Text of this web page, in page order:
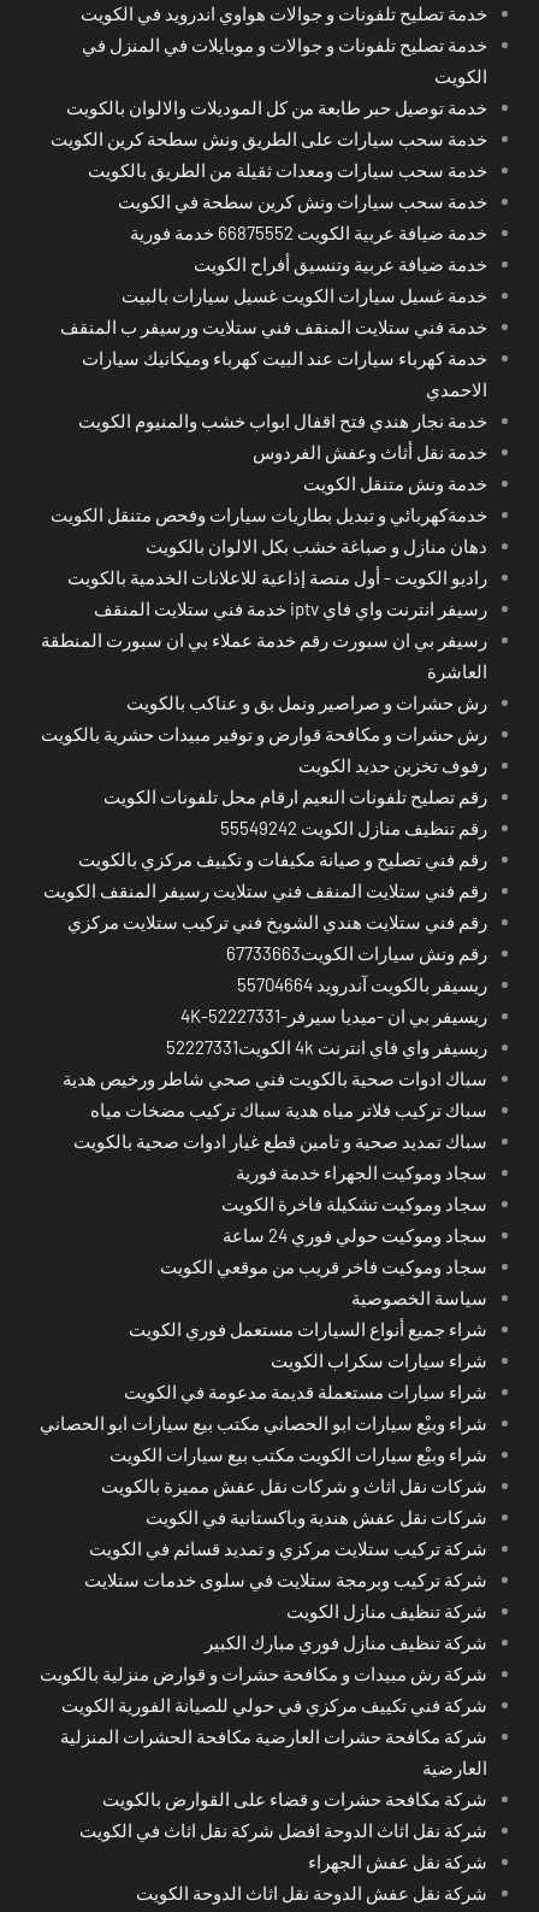
خدمة تصليح تلفونات و جوالات هواوي اندرويد في الكويت
خدمة تصليح تلفونات و جوالات و موبايلات في المنزل في
الكويت
خدمة توصيل حبر طابعة من كل الموديلات والالوان بالكويت
خدمة سحب سيارات على الطريق ونش سطحة كرين الكويت
خدمة سحب سيارات ومعدات ثقيلة من الطريق بالكويت
خدمة سحب سيارات ونش كرين سطحة في الكويت
خدمة ضيافة عربية الكويت 66875552 خدمة فورية
خدمة ضيافة عربية وتنسيق أفراح الكويت
خدمة غسيل سيارات الكويت غسيل سيارات بالبيت
خدمة فني ستلايت المنقف فني ستلايت ورسيفر ب المنقف
خدمة كهرباء سيارات عند البيت كهرباء وميكانيك سيارات
الاحمدي
خدمة نجار هندي فتح اقفال ابواب خشب والمنيوم الكويت
خدمة نقل أثاث وعفش الفردوس
خدمة ونش متنقل الكويت
خدمةكهربائي و تبديل بطاريات سيارات وفحص متنقل الكويت
دهان منازل و صباغة خشب بكل الالوان بالكويت
راديو الكويت - أول منصة إذاعية للاعلانات الخدمية بالكويت
رسيفر انترنت واي فاي iptv خدمة فني ستلايت المنقف
رسيفر بي ان سبورت رقم خدمة عملاء بي ان سبورت المنطقة
العاشرة
رش حشرات و صراصير ونمل بق و عناكب بالكويت
رش حشرات و مكافحة قوارض و توفير مبيدات حشرية بالكويت
رفوف تخزين حديد الكويت
رقم تصليح تلفونات النعيم ارقام محل تلفونات الكويت
رقم تنظيف منازل الكويت 55549242
رقم فني تصليح و صيانة مكيفات و تكييف مركزي بالكويت
رقم فني ستلايت المنقف فني ستلايت رسيفر المنقف الكويت
رقم فني ستلايت هندي الشويخ فني تركيب ستلايت مركزي
رقم ونش سيارات الكويت67733663
ريسيفر بالكويت آندرويد 55704664
ريسيفر بي ان -ميديا سيرفر-4K-52227331
ريسيفر واي فاي انترنت 4k الكويت52227331
سباك ادوات صحية بالكويت فني صحي شاطر ورخيص هدية
سباك تركيب فلاتر مياه هدية سباك تركيب مضخات مياه
سباك تمديد صحية و تامين قطع غيار ادوات صحية بالكويت
سجاد وموكيت الجهراء خدمة فورية
سجاد وموكيت تشكيلة فاخرة الكويت
سجاد وموكيت حولي فوري 24 ساعة
سجاد وموكيت فاخر قريب من موقعي الكويت
سياسة الخصوصية
شراء جميع أنواع السيارات مستعمل فوري الكويت
شراء سيارات سكراب الكويت
شراء سيارات مستعملة قديمة مدعومة في الكويت
شراء وبيْع سيارات ابو الحصاني مكتب بيع سيارات ابو الحصاني
شراء وبيْع سيارات الكويت مكتب بيع سيارات الكويت
شركات نقل اثاث و شركات نقل عفش مميزة بالكويت
شركات نقل عفش هندية وباكستانية في الكويت
شركة تركيب ستلايت مركزي و تمديد قسائم في الكويت
شركة تركيب وبرمجة ستلايت في سلوى خدمات ستلايت
شركة تنظيف منازل الكويت
شركة تنظيف منازل فوري مبارك الكبير
شركة رش مبيدات و مكافحة حشرات و قوارض منزلية بالكويت
شركة فني تكييف مركزي في حولي للصيانة الفورية الكويت
شركة مكافحة حشرات العارضية مكافحة الحشرات المنزلية
العارضية
شركة مكافحة حشرات و قضاء على القوارض بالكويت
شركة نقل اثاث الدوحة افضل شركة نقل اثاث في الكويت
شركة نقل عفش الجهراء
شركة نقل عفش الدوحة نقل اثاث الدوحة الكويت